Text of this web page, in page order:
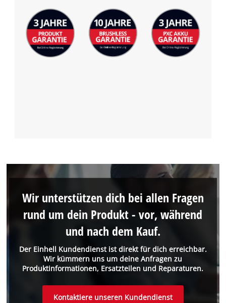
Der Einhell Kundendienst ist direkt für dich erreichbar.
Wir kümmern uns um deine Anfragen zu
Produktinformationen, Ersatzteilen und Reparaturen.
Wir unterstützen dich bei allen Fragen
rund um dein Produkt - vor, während
und nach dem Kauf.
Kontaktiere unseren Kundendienst